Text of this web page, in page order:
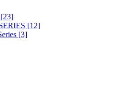
[23]
[12]
[3]